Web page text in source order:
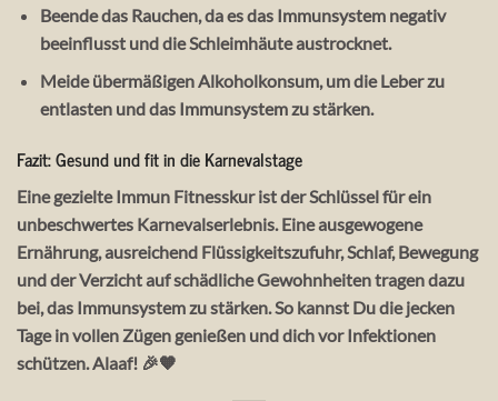
Beende das Rauchen, da es das Immunsystem negativ
beeinflusst und die Schleimhäute austrocknet.
Meide übermäßigen Alkoholkonsum, um die Leber zu
entlasten und das Immunsystem zu stärken.
Fazit: Gesund und fit in die Karnevalstage
Eine gezielte Immun Fitnesskur ist der Schlüssel für ein
unbeschwertes Karnevalserlebnis. Eine ausgewogene
Ernährung, ausreichend Flüssigkeitszufuhr, Schlaf, Bewegung
und der Verzicht auf schädliche Gewohnheiten tragen dazu
bei, das Immunsystem zu stärken. So kannst Du die jecken
Tage in vollen Zügen genießen und dich vor Infektionen
schützen. Alaaf! 🎉🧡